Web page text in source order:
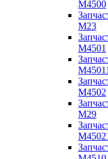
M4500
M23
M4501
M45011
M4502
M29